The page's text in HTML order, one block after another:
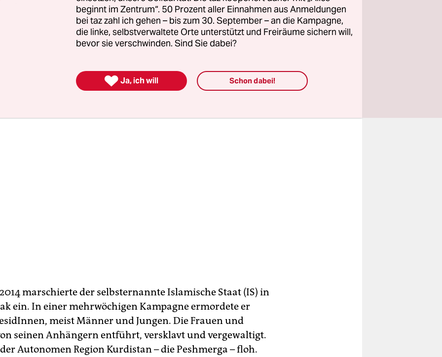
des Berliner JournalistInnen-Kollektivs Leftvision die
der JesidInnen im Nordirak und ihr eigenes politisches
„Es begeisterte sie besonders, dass die Menschen im
erzählt Malte B., ein Freund und Mitbewohner von
marschierte der selbsternannte Islamische Staat (IS) in
ein. In einer mehrwöchigen Kampagne ermordete er
meist Männer und Jungen. Die Frauen und
seinen Anhängern entführt, versklavt und vergewaltigt.
Autonomen Region Kurdistan – die Peshmerga – floh.
beginnt im Zentrum“. 50 Prozent aller Einnahmen aus Anmeldungen
bei taz zahl ich gehen – bis zum 30. September – an die Kampagne,
die linke, selbstverwaltete Orte unterstützt und Freiräume sichern will,
bevor sie verschwinden. Sind Sie dabei?
 Ja, ich will Schon dabei!